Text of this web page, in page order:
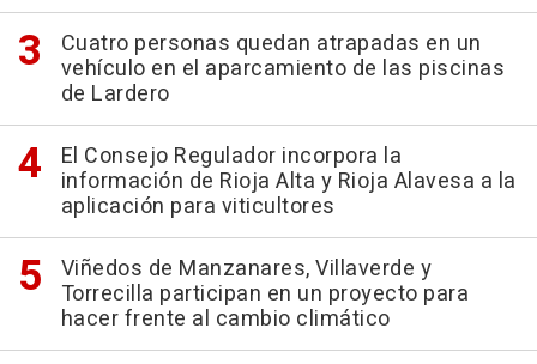
Cuatro personas quedan atrapadas en un
vehículo en el aparcamiento de las piscinas
de Lardero
El Consejo Regulador incorpora la
información de Rioja Alta y Rioja Alavesa a la
aplicación para viticultores
Viñedos de Manzanares, Villaverde y
Torrecilla participan en un proyecto para
hacer frente al cambio climático